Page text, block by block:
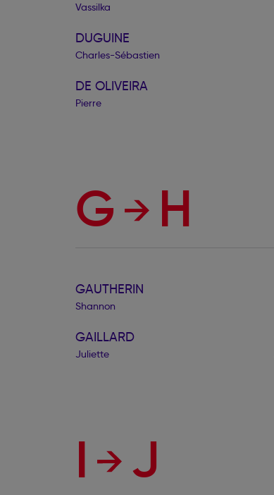
Vassilka
DUGUINE
Charles-Sébastien
DE OLIVEIRA
Pierre
G H
GAUTHERIN
Shannon
GAILLARD
Juliette
I J